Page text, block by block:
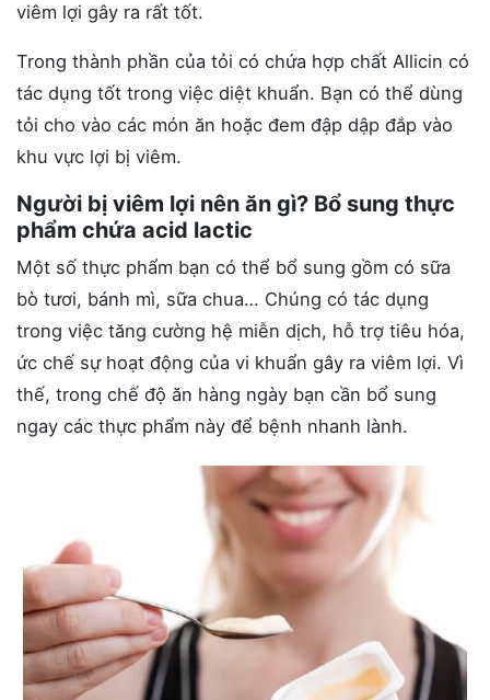
viêm lợi gây ra rất tốt.
Trong thành phần của tỏi có chứa hợp chất Allicin có
tác dụng tốt trong việc diệt khuẩn. Bạn có thể dùng
tỏi cho vào các món ăn hoặc đem đập dập đắp vào
khu vực lợi bị viêm.
Người bị viêm lợi nên ăn gì? Bổ sung thực
phẩm chứa acid lactic
Một số thực phẩm bạn có thể bổ sung gồm có sữa
bò tươi, bánh mì, sữa chua… Chúng có tác dụng
trong việc tăng cường hệ miễn dịch, hỗ trợ tiêu hóa,
ức chế sự hoạt động của vi khuẩn gây ra viêm lợi. Vì
thế, trong chế độ ăn hàng ngày bạn cần bổ sung
ngay các thực phẩm này để bệnh nhanh lành.